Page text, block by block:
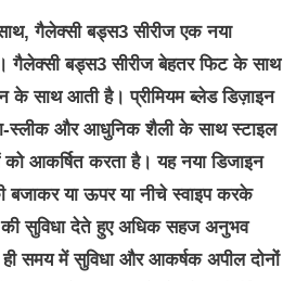
गैलेक्सी बड्स3 सीरीज एक नया
बड्स3 सीरीज बेहतर फिट के साथ
के साथ आती है। प्रीमियम ब्लेड डिज़ाइन
स्लीक और आधुनिक शैली के साथ स्टाइल
आकर्षित करता है। यह नया डिजाइन
या ऊपर या नीचे स्वाइप करके
की सुविधा देते हुए अधिक सहज अनुभव
समय में सुविधा और आकर्षक अपील दोनों